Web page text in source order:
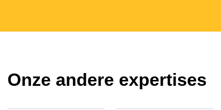
Onze andere expertises